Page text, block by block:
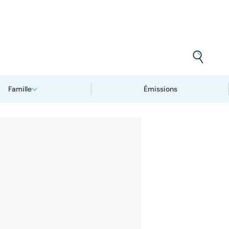
Famille Émissions